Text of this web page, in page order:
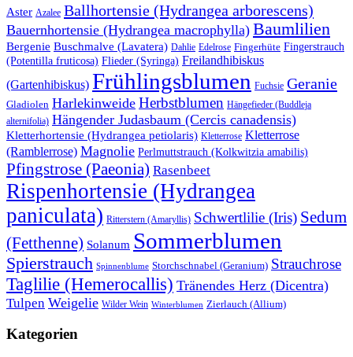
Aster Azalee Ballhortensie (Hydrangea arborescens)
Bauernhortensie (Hydrangea macrophylla) Baumlilien
Bergenie Buschmalve (Lavatera) Dahlie Edelrose Fingerhüte Fingerstrauch
(Potentilla fruticosa) Flieder (Syringa) Freilandhibiskus
(Gartenhibiskus) Frühlingsblumen Fuchsie Geranie
Gladiolen Harlekinweide Herbstblumen Hängefieder (Buddleja
alternifolia) Hängender Judasbaum (Cercis canadensis)
Kletterhortensie (Hydrangea petiolaris) Kletterrose Kletterrose
(Ramblerrose) Magnolie Perlmuttstrauch (Kolkwitzia amabilis)
Pfingstrose (Paeonia) Rasenbeet
Rispenhortensie (Hydrangea
paniculata) Ritterstern (Amaryllis) Schwertlilie (Iris) Sedum
(Fetthenne) Solanum Sommerblumen
Spierstrauch Spinnenblume Storchschnabel (Geranium) Strauchrose
Taglilie (Hemerocallis) Tränendes Herz (Dicentra)
Tulpen Weigelie Wilder Wein Winterblumen Zierlauch (Allium)
Kategorien